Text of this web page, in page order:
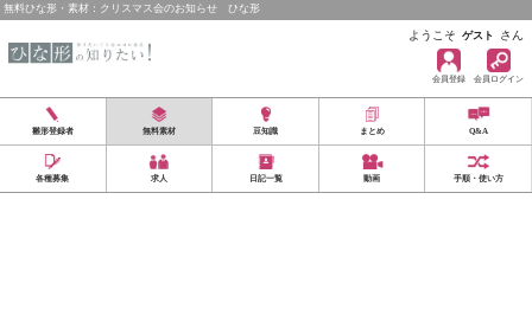
無料ひな形・素材：クリスマス会のお知らせ ひな形
ようこそ ゲスト さん
会員登録 会員ログイン
雛形登録者 無料素材 豆知識 まとめ Q&A
各種募集 求人 日記一覧 動画 手順・使い方